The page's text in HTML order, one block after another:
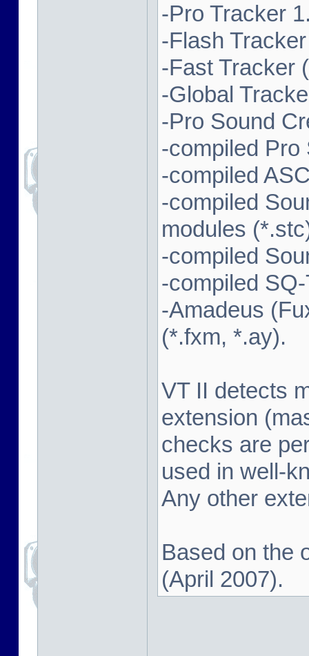
-Pro Tracker
-Flash
-Fast Tracker
-Global
-Pro Sound
-compiled Pro
-compiled
-compiled
modules
-compiled
-compiled
-Amadeus
(*.fxm, *.ay).
VT II detects
extension
checks are
used in well-
Any other
Based on the
(April 2007).